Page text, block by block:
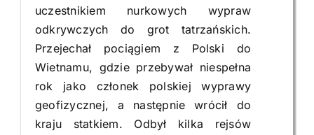
uczestnikiem nurkowych wypraw
odkrywczych do grot tatrzańskich.
Przejechał pociągiem z Polski do
Wietnamu, gdzie przebywał niespełna
rok jako członek polskiej wyprawy
geofizycznej, a następnie wrócił do
kraju statkiem. Odbył kilka rejsów